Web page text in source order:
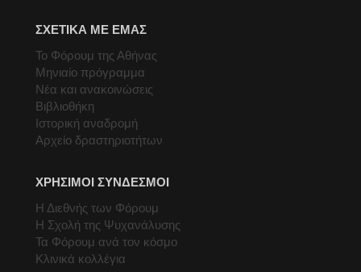
ΣΧΕΤΙΚΑ ΜΕ ΕΜΑΣ
Το Φόρουμ της Αθήνας
Μηνιαίο πρόγραμμα
Νέα και ανακοινώσεις
Βιβλιοθήκη
Ιστορική αναδρομή
Αρχείο δραστηριοτήτων
ΧΡΗΣΙΜΟΙ ΣΥΝΔΕΣΜΟΙ
Η Διεθνής των Φόρουμ
Η Σχολή της Ψυχανάλυσης
Τα Φόρουμ ανά τον κόσμο
Κλινικά κολλέγια